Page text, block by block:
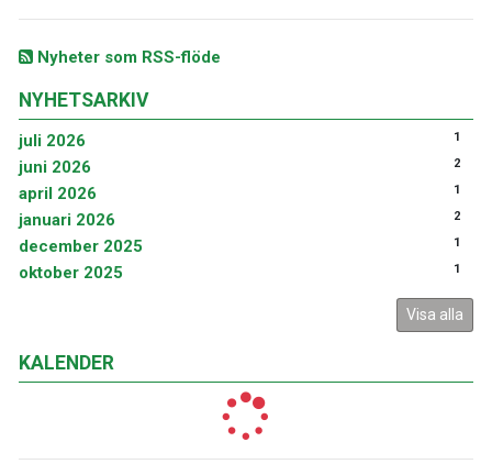
Nyheter som RSS-flöde
NYHETSARKIV
juli 2026 1
juni 2026 2
april 2026 1
januari 2026 2
december 2025 1
oktober 2025 1
Visa alla
KALENDER